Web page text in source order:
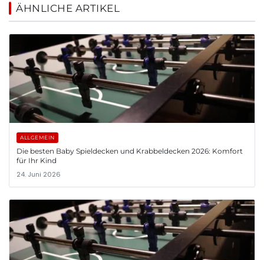
ÄHNLICHE ARTIKEL
ALLGEMEIN
Die besten Baby Spieldecken und Krabbeldecken 2026: Komfort
für Ihr Kind
24. Juni 2026